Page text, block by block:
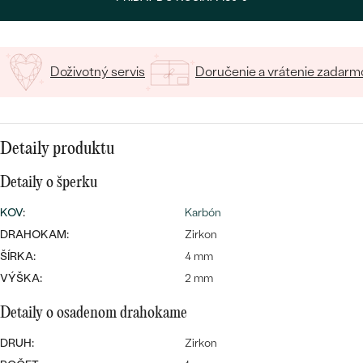
Najpredávanejšie
svadobné
obrúčky
PREZRIEŤ
PODĽA MATERIÁLU
ZLATO
S LAB GROWN DIAMANTMI
PODĽA ŠTÝLU
PERSONALIZOVANÉ
SYMBOLICKÉ
MINIMALISTICKÉ
PODĽA PRÍLEŽITOSTI
PODĽA FARBY
LUXUSNÉ
Doživotný servis Doručenie a vrátenie
Detaily produktu
Detaily o šperku
KOV:
Karbón
DRAHOKAM:
Zirkon
ŠÍRKA:
4 mm
VÝŠKA:
2 mm
Detaily o osadenom drahokame
DRUH:
Zirkon